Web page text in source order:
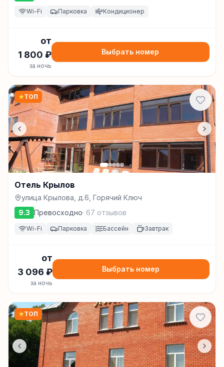
Wi-Fi Парковка Кондиционер
от
1 800 ₽
за ночь
Выбрать номер
★ТОП
Отель Крылов
улица Крылова, д.6, Горячий Ключ
9.3 Превосходно· 67 отзывов
Wi-Fi Парковка Бассейн Завтрак
от
3 096 ₽
за ночь
Выбрать номер
★ТОП